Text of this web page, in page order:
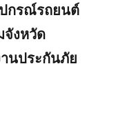
กรณ์รถยนต์
จังหวัด
นประกันภัย